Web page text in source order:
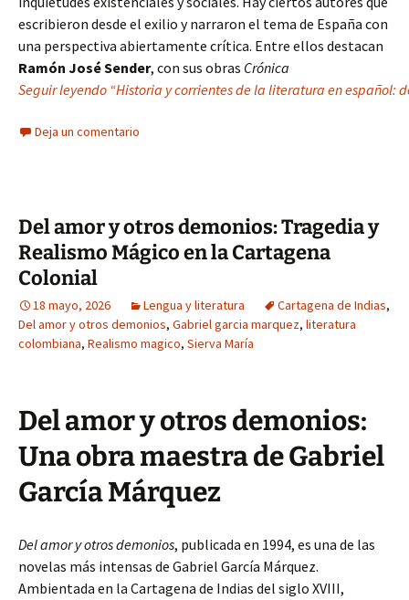
escribieron desde el exilio y narraron el tema de España con
una perspectiva abiertamente crítica. Entre ellos destacan
Ramón José Sender, con sus obras Crónica
Seguir leyendo “Historia y corrientes de la literatura en español:
Deja un comentario
Del amor y otros demonios: Tragedia y
Realismo Mágico en la Cartagena
Colonial
18 mayo, 2026 Lengua y literatura Cartagena de Indias,
Del amor y otros demonios, Gabriel garcia marquez, literatura
colombiana, Realismo magico, Sierva María
Del amor y otros demonios:
Una obra maestra de Gabriel
García Márquez
Del amor y otros demonios, publicada en 1994, es una de las
novelas más intensas de Gabriel García Márquez.
Ambientada en la Cartagena de Indias del siglo XVIII,